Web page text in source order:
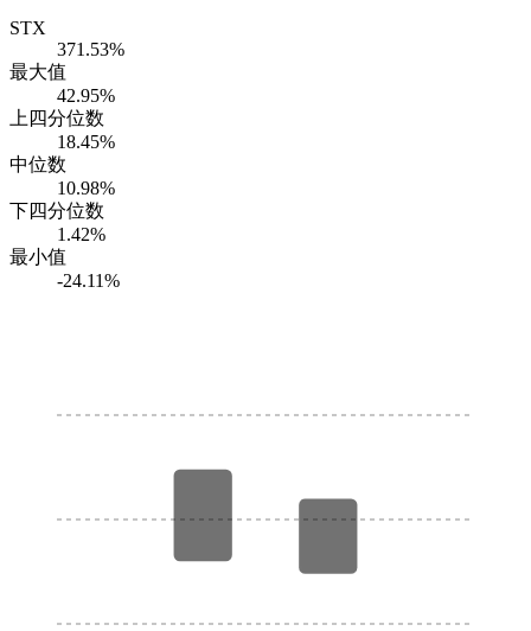
STX
371.53%
最大值
42.95%
上四分位数
18.45%
中位数
10.98%
下四分位数
1.42%
最小值
-24.11%